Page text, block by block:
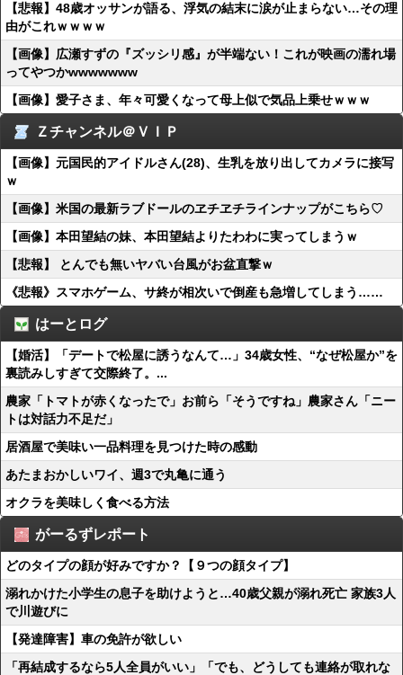
【悲報】48歳オッサンが語る、浮気の結末に涙が止まらない…その理
由がこれｗｗｗｗ
【画像】広瀬すずの『ズッシリ感』が半端ない！これが映画の濡れ場
ってやつかwwwwwww
【画像】愛子さま、年々可愛くなって母上似で気品上乗せｗｗｗ
Ｚチャンネル＠ＶＩＰ
【画像】元国民的アイドルさん(28)、生乳を放り出してカメラに接写
ｗ
【画像】米国の最新ラブドールのヱチヱチラインナップがこちら♡
【画像】本田望結の妹、本田望結よりたわわに実ってしまうｗ
【悲報】 とんでも無いヤバい台風がお盆直撃ｗ
《悲報》スマホゲーム、サ終が相次いで倒産も急増してしまう……
はーとログ
【婚活】「デートで松屋に誘うなんて…」34歳女性、“なぜ松屋か”を
裏読みしすぎて交際終了。...
農家「トマトが赤くなったで」お前ら「そうですね」農家さん「ニー
トは対話力不足だ」
居酒屋で美味い一品料理を見つけた時の感動
あたまおかしいワイ、週3で丸亀に通う
オクラを美味しく食べる方法
がーるずレポート
どのタイプの顔が好みですか？【９つの顔タイプ】
溺れかけた小学生の息子を助けようと…40歳父親が溺れ死亡 家族3人
で川遊びに
【発達障害】車の免許が欲しい
「再結成するなら5人全員がいい」「でも、どうしても連絡が取れな